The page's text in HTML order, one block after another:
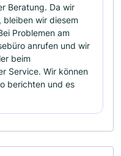
Beratung. Da wir
bleiben wir diesem
Problemen am
anrufen und wir
beim
Service. Wir können
berichten und es